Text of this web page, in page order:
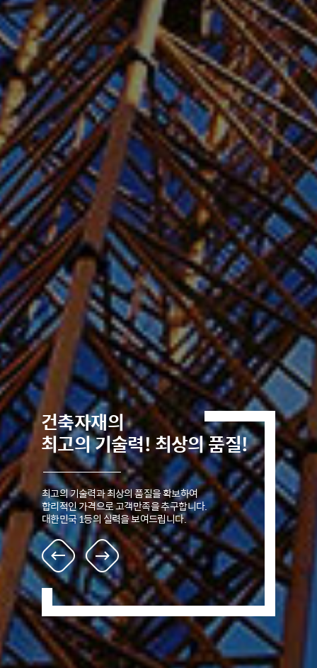
건축자재의
최고의 기술력! 최상의 품질!
최고의 기술력과 최상의 품질을 확보하여
합리적인 가격으로 고객만족을 추구합니다.
대한민국 1등의 실력을 보여드립니다.